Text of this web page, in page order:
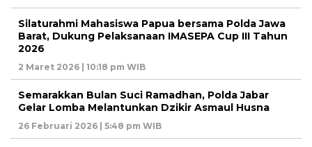
Silaturahmi Mahasiswa Papua bersama Polda Jawa
Barat, Dukung Pelaksanaan IMASEPA Cup III Tahun
2026
2 Maret 2026 | 10:18 pm WIB
Semarakkan Bulan Suci Ramadhan, Polda Jabar
Gelar Lomba Melantunkan Dzikir Asmaul Husna
26 Februari 2026 | 5:48 pm WIB